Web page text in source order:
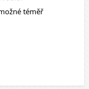
téměř